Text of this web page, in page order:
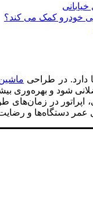
خودرو کمک می کند؟
دارد. در طراحی
شود و بهره‌وری
اپراتور در
عمر دستگاه‌ها و